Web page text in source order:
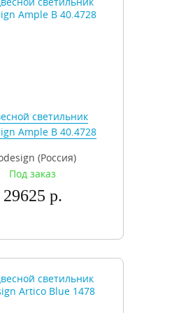
светильник
Ample B 40.4728
(Россия)
Под заказ
29625 р.